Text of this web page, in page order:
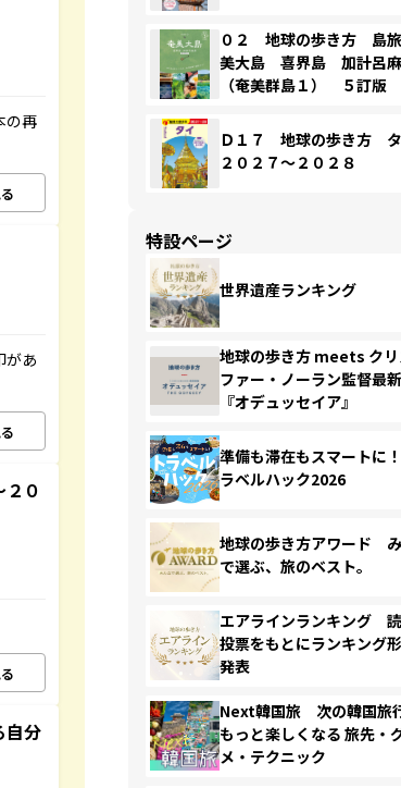
の再
があ
０
自分
０２ 地球の歩き方 島
美大島 喜界島 加計呂
（奄美群島１） ５訂版
Ｄ１７ 地球の歩き方
２０２７～２０２８
特設ページ
世界遺産ランキング
地球の歩き方 meets クリ
ファー・ノーラン監督最
『オデュッセイア』
準備も滞在もスマートに
ラベルハック2026
地球の歩き方アワード
で選ぶ、旅のベスト。
エアラインランキング
投票をもとにランキング
発表
Next韓国旅 次の韓国旅
もっと楽しくなる 旅先・
メ・テクニック